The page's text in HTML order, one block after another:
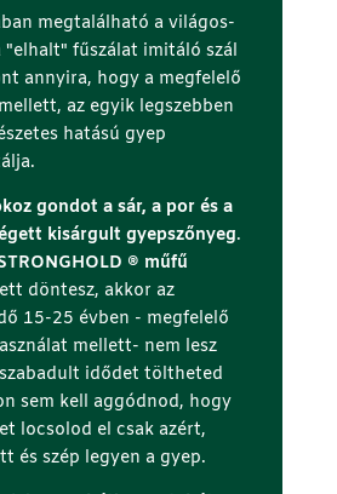
megtalálható a világos-
"elhalt" fűszálat imitáló szál
annyira, hogy a megfelelő
az egyik legszebben
hatású gyep
gondot a sár, a por és a
kisárgult gyepszőnyeg.
® műfű
döntesz, akkor az
15-25 évben - megfelelő
mellett- nem lesz
idődet töltheted
sem kell aggódnod, hogy
locsolod el csak azért,
és szép legyen a gyep.